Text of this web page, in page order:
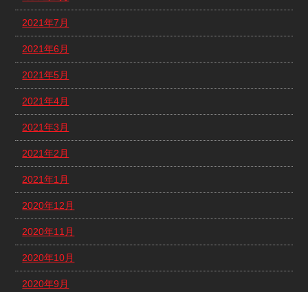
2021年7月
2021年6月
2021年5月
2021年4月
2021年3月
2021年2月
2021年1月
2020年12月
2020年11月
2020年10月
2020年9月